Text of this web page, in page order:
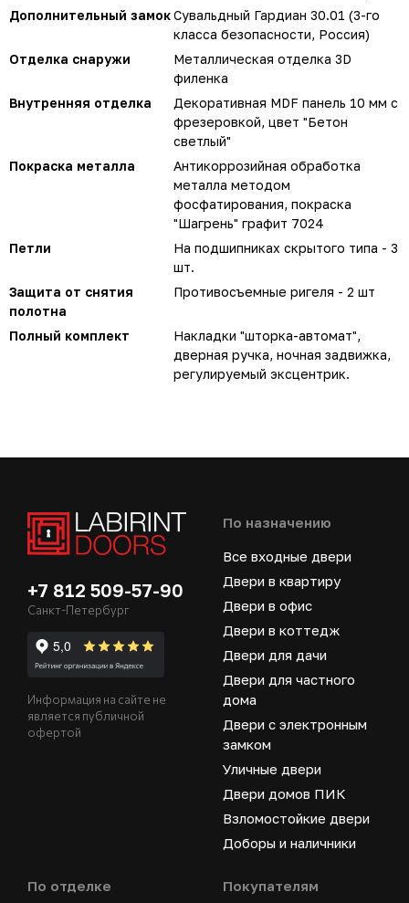
Дополнительный замокСувальдный Гардиан 30.01 (3-го
класса безопасности, Россия)
Отделка снаружи
Металлическая отделка 3D
филенка
Внутренняя отделка
Декоративная MDF панель 10 мм с
фрезеровкой, цвет "Бетон
светлый"
Покраска металла
Антикоррозийная обработка
металла методом
фосфатирования, покраска
"Шагрень" графит 7024
Петли
На подшипниках скрытого типа - 3
шт.
Защита от снятия
полотна
Противосъемные ригеля - 2 шт
Полный комплект
Накладки "шторка-автомат",
дверная ручка, ночная задвижка,
регулируемый эксцентрик.
+7 812 509-57-90
Санкт-Петербург
Информация на сайте не
является публичной
офертой
По назначению
Все входные двери
Двери в квартиру
Двери в офис
Двери в коттедж
Двери для дачи
Двери для частного
дома
Двери с электронным
замком
Уличные двери
Двери домов ПИК
Взломостойкие двери
Доборы и наличники
По отделке Покупателям